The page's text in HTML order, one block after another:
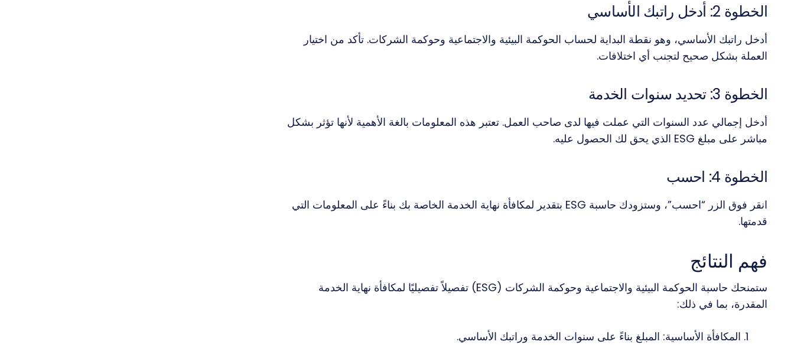
الخطوة 2: أدخل راتبك الأساسي
أدخل راتبك الأساسي، وهو نقطة البداية لحساب الحوكمة البيئية والاجتماعية وحوكمة الشركات. تأكد من اختيار
العملة بشكل صحيح لتجنب أي اختلافات.
الخطوة 3: تحديد سنوات الخدمة
أدخل إجمالي عدد السنوات التي عملت فيها لدى صاحب العمل. تعتبر هذه المعلومات بالغة الأهمية لأنها تؤثر بشكل
مباشر على مبلغ ESG الذي يحق لك الحصول عليه.
الخطوة 4: احسب
انقر فوق الزر “احسب”، وستزودك حاسبة ESG بتقدير لمكافأة نهاية الخدمة الخاصة بك بناءً على المعلومات التي
قدمتها.
فهم النتائج
ستمنحك حاسبة الحوكمة البيئية والاجتماعية وحوكمة الشركات (ESG) تفصيلاً تفصيليًا لمكافأة نهاية الخدمة
المقدرة، بما في ذلك:
المكافأة الأساسية: المبلغ بناءً على سنوات الخدمة وراتبك الأساسي.